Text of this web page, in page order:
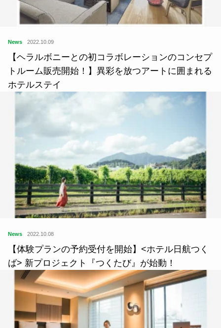
News 2022.10.09
【ヘラルボニーとの初コラボレーションのコンセプ
トルーム販売開始！】異彩を放つアートに囲まれる
ホテルステイ
News 2022.10.08
【体験プランの予約受付を開始】<ホテル日航つく
ば> 新プロジェクト『つくたび』が始動！